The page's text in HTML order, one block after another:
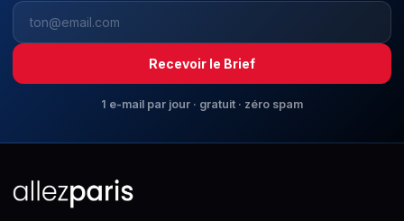
Recevoir le Brief
1 e-mail par jour · gratuit · zéro spam